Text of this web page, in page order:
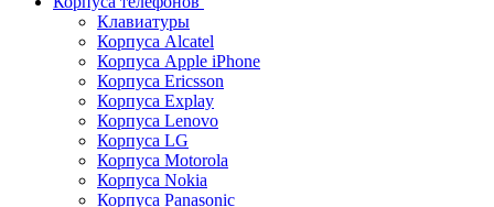
Клавиатуры
Корпуса Alcatel
Корпуса Apple iPhone
Корпуса Ericsson
Корпуса Explay
Корпуса Lenovo
Корпуса LG
Корпуса Motorola
Корпуса Nokia
Корпуса Panasonic